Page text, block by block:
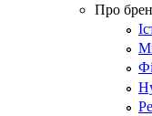
Про